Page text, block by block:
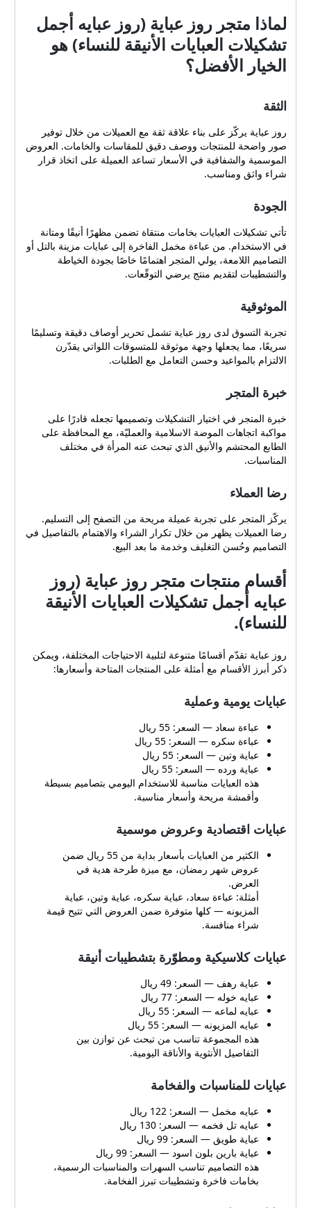
لماذا متجر روز عباية (روز عبايه أجمل
تشكيلات العبايات الأنيقة للنساء) هو
الخيار الأفضل؟
الثقة
روز عباية يركّز على بناء علاقة ثقة مع العميلات من خلال توفير
صور واضحة للمنتجات ووصف دقيق للمقاسات والخامات. العروض
الموسمية والشفافية في الأسعار تساعد العميلة على اتخاذ قرار
شراء واثق ومناسب.
الجودة
تأتي تشكيلات العبايات بخامات منتقاة تضمن مظهرًا أنيقًا ومتانة
في الاستخدام. من عباءة مخمل الفاخرة إلى عبايات مزينة بالتل أو
التصاميم اللامعة، يولي المتجر اهتمامًا خاصًا بجودة الخياطة
والتشطيبات لتقديم منتج يرضي التوقّعات.
الموثوقية
تجربة التسوق لدى روز عباية تشمل تحرير أوصاف دقيقة وتسليمًا
سريعًا، مما يجعلها وجهة موثوقة للمتسوقات اللواتي يقدّرن
الالتزام بالمواعيد وحسن التعامل مع الطلبات.
خبرة المتجر
خبرة المتجر في اختيار التشكيلات وتصميمها تجعله قادرًا على
مواكبة اتجاهات الموضة الاسلامية والعمليّة، مع المحافظة على
الطابع المحتشم والأنيق الذي تبحث عنه المرأة في مختلف
المناسبات.
رضا العملاء
يركّز المتجر على تجربة عميلة مريحة من التصفح إلى التسليم.
رضا العميلات يظهر من خلال تكرار الشراء والاهتمام بالتفاصيل في
التصاميم وحُسن التغليف وخدمة ما بعد البيع.
أقسام منتجات متجر روز عباية (روز
عبايه أجمل تشكيلات العبايات الأنيقة
للنساء).
روز عباية تقدّم أقسامًا متنوعة لتلبية الاحتياجات المختلفة، ويمكن
ذكر أبرز الأقسام مع أمثلة على المنتجات المتاحة وأسعارها:
عبايات يومية وعملية
عباءة سعاد — السعر: 55 ريال
عباءة سكره — السعر: 55 ريال
عباية وتين — السعر: 55 ريال
عباية ورده — السعر: 55 ريال
هذه العبايات مناسبة للاستخدام اليومي بتصاميم بسيطة
وأقمشة مريحة وأسعار مناسبة.
عبايات اقتصادية وعروض موسمية
الكثير من العبايات بأسعار بداية من 55 ريال ضمن
عروض شهر رمضان، مع ميزة طرحة هدية في
العرض.
أمثلة: عباءة سعاد، عباية سكره، عباية وتين، عباية
المزيونه — كلها متوفرة ضمن العروض التي تتيح قيمة
شراء منافسة.
عبايات كلاسيكية ومطوّرة بتشطيبات أنيقة
عباية رهف — السعر: 49 ريال
عبايه خوله — السعر: 77 ريال
عبايه لماعه — السعر: 55 ريال
عبايه المزيونه — السعر: 55 ريال
هذه المجموعة تناسب من تبحث عن توازن بين
التفاصيل الأنثوية والأناقة اليومية.
عبايات للمناسبات والفخامة
عبايه مخمل — السعر: 122 ريال
عبايه تل فخمه — السعر: 130 ريال
عباية طويق — السعر: 99 ريال
عباية بارين بلون اسود — السعر: 99 ريال
هذه التصاميم تناسب السهرات والمناسبات الرسمية،
بخامات فاخرة وتشطيبات تبرز الفخامة.